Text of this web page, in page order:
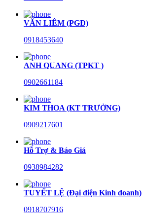
VĂN LIÊM (PGĐ)
0918453640
ANH QUANG (TPKT )
0902661184
KIM THOA (KT TRƯỞNG)
0909217601
Hỗ Trợ & Báo Giá
0938984282
TUYẾT LỆ (Đại diện Kinh doanh)
0918707916